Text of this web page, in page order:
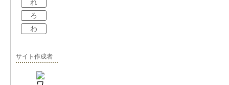
れ
ろ
わ
サイト作成者